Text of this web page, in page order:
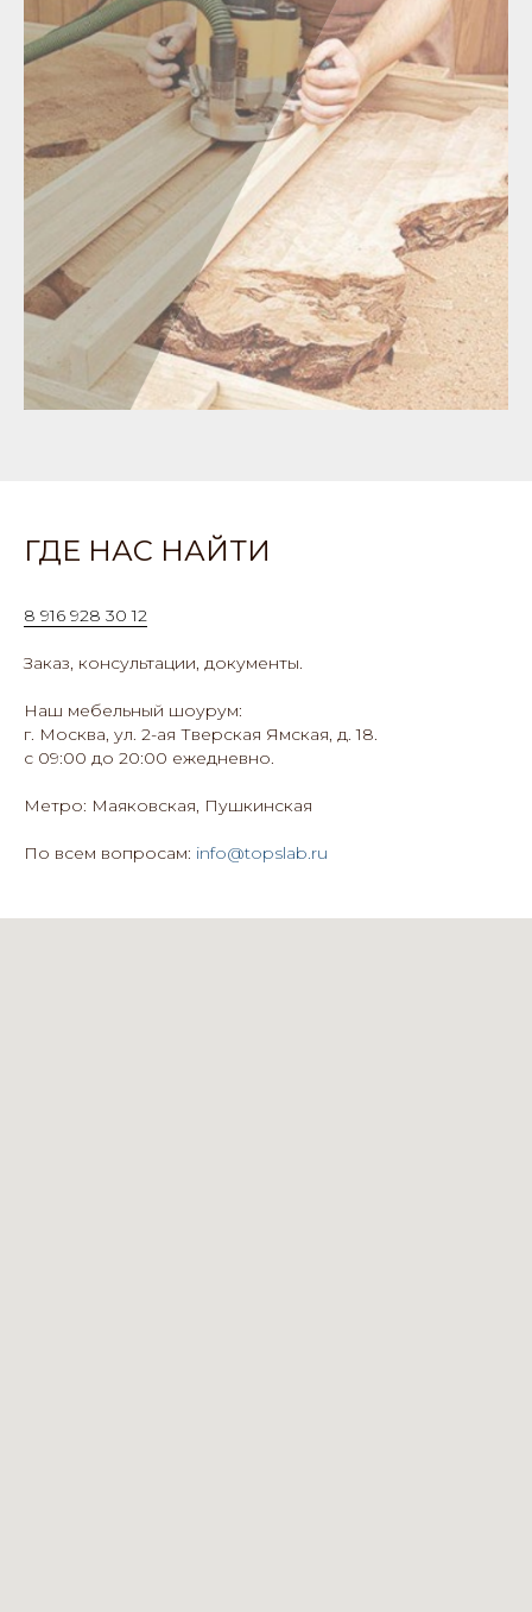
ГДЕ НАС НАЙТИ
8 916 928 30 12
Заказ, консультации, документы.
Наш мебельный шоурум:
г. Москва, ул. 2-ая Тверская Ямская, д. 18.
с 09:00 до 20:00 ежедневно.
Метро: Маяковская, Пушкинская
По всем вопросам: info@topslab.ru